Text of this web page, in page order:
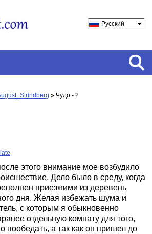
Русский
» Чудо - 2
этого внимание мое возбудило
Дело было в среду, когда
приезжими из деревень
дня. Желая избежать шума и
с которым я обыкновенно
отдельную комнату для того,
пообедать, а так как он пришел до